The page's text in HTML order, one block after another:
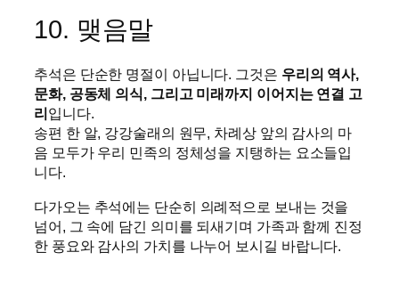
10. 맺음말
추석은 단순한 명절이 아닙니다. 그것은 우리의 역사,
문화, 공동체 의식, 그리고 미래까지 이어지는 연결 고
리 입니다.
송편 한 알, 강강술래의 원무, 차례상 앞의 감사의 마
음 모두가 우리 민족의 정체성을 지탱하는 요소들입
니다.
다가오는 추석에는 단순히 의례적으로 보내는 것을
넘어, 그 속에 담긴 의미를 되새기며 가족과 함께 진정
한 풍요와 감사의 가치를 나누어 보시길 바랍니다.